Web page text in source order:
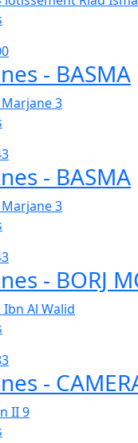
- BASMA
3
- BASMA
3
- BORJ
Al Walid
-
II 9